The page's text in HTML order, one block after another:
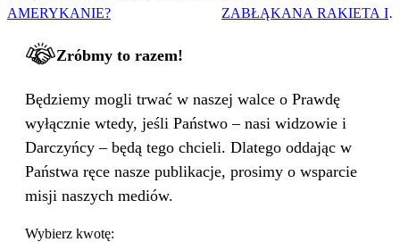
AMERYKANIE?
ZABŁĄKANA RAKIETA I
Zróbmy to razem!
Będziemy mogli trwać w naszej walce o Prawdę
wyłącznie wtedy, jeśli Państwo – nasi widzowie i
Darczyńcy – będą tego chcieli. Dlatego oddając w
Państwa ręce nasze publikacje, prosimy o wsparcie
misji naszych mediów.
Wybierz kwotę: